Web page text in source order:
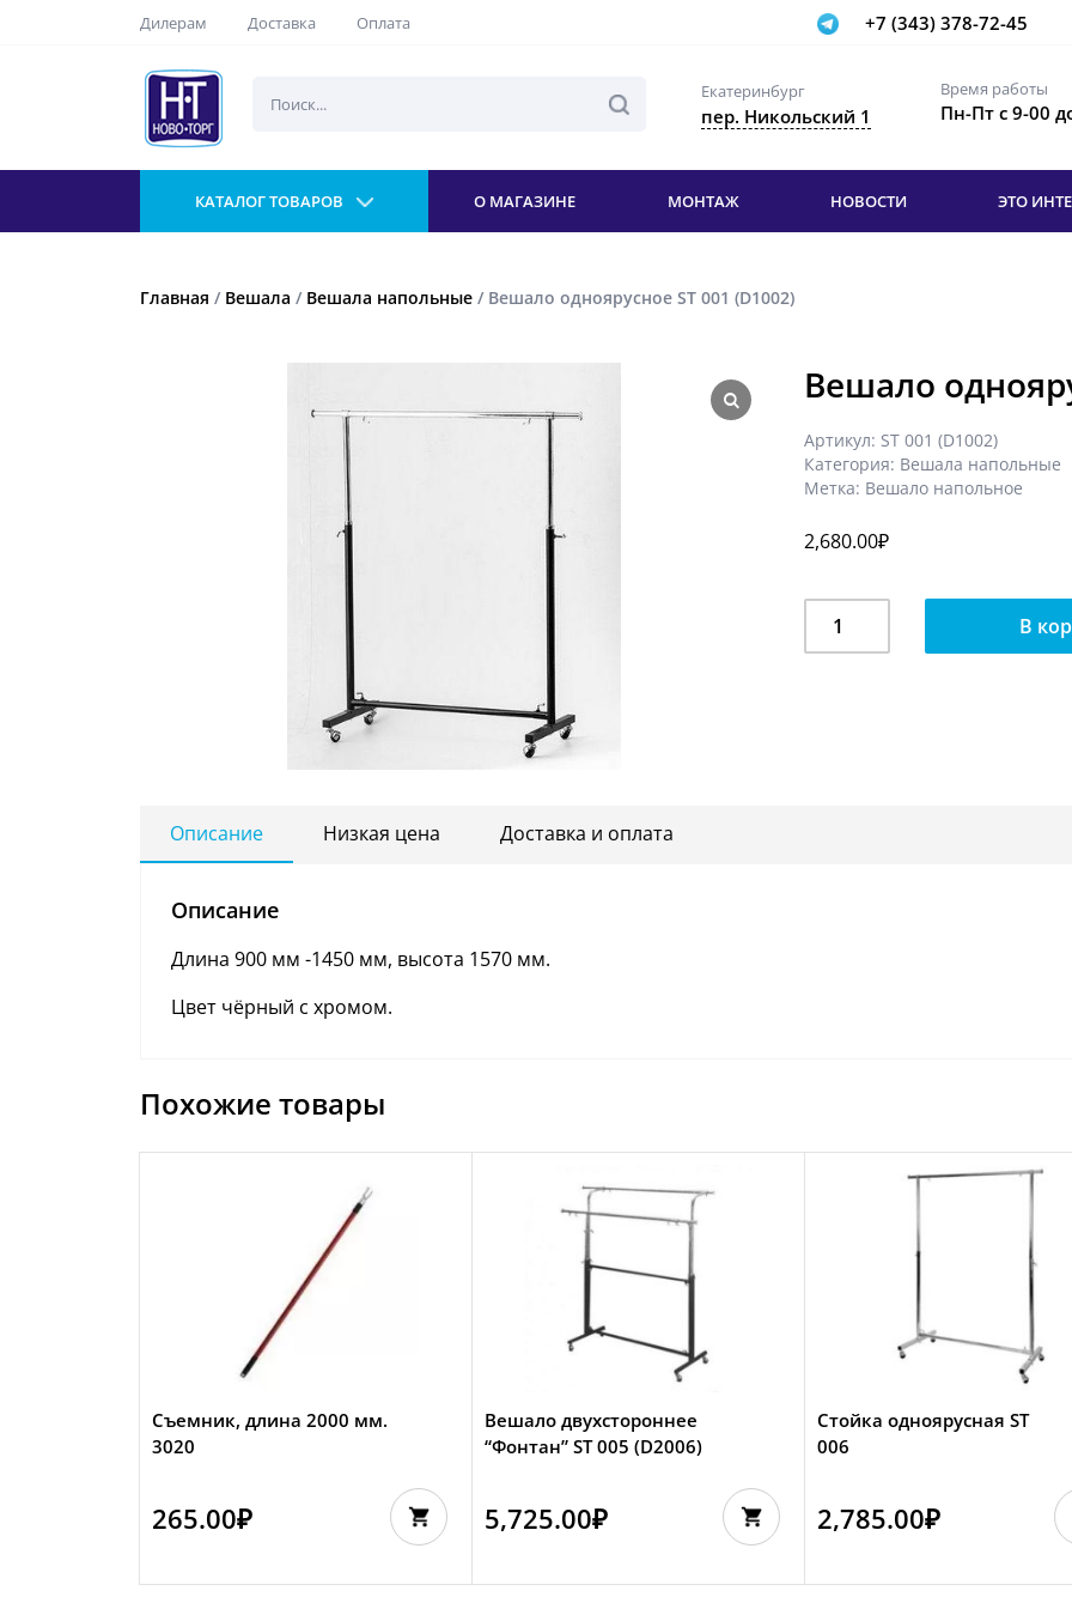
Дилерам Доставка Оплата +7 (343) 378-72-45
Екатеринбург
пер. Никольский 1
Время работы
Пн-Пт с 9-00
КАТАЛОГ ТОВАРОВ О МАГАЗИНЕ МОНТАЖ НОВОСТИ ЭТО
Главная / Вешала / Вешала напольные / Вешало одноярусное ST 001 (D1002)
Вешало
Артикул: ST 001 (D1002)
Категория: Вешала напольные
Метка: Вешало напольное
2,680.00₽
Вешало
В
Описание Низкая цена Доставка и оплата
Описание
Длина 900 мм -1450 мм, высота 1570 мм.
Цвет чёрный с хромом.
Похожие товары
Съемник, длина 2000 мм.
3020
265.00₽
Вешало двухстороннее
“Фонтан” ST 005 (D2006)
5,725.00₽
Стойка одноярусная ST
006
2,785.00₽